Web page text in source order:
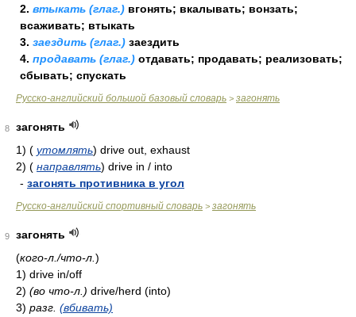
2. втыкать (глаг.) вгонять; вкалывать; вонзать;
всаживать; втыкать
3. заездить (глаг.) заездить
4. продавать (глаг.) отдавать; продавать; реализовать;
сбывать; спускать
Русско-английский большой базовый словарь > загонять
8
загонять
1) ( утомлять) drive out, exhaust
2) ( направлять) drive in / into
- загонять противника в угол
Русско-английский спортивный словарь > загонять
9
загонять
(кого-л./что-л. )
1) drive in/off
2) (во что-л.) drive/herd (into)
3) разг. (вбивать)